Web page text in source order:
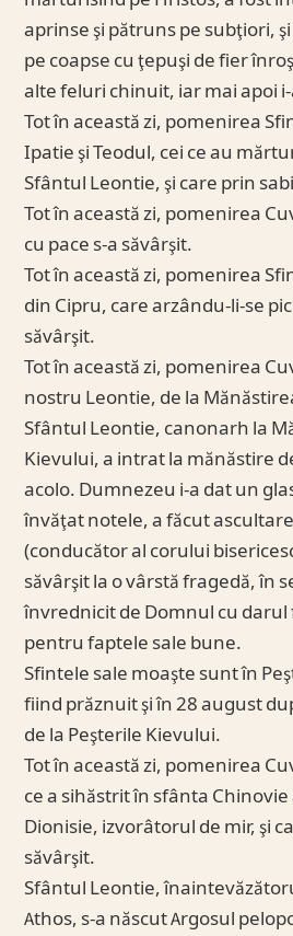
aprinse şi pătruns pe subţiori,
pe coapse cu ţepuşi de fier
alte feluri chinuit, iar mai apoi
Tot în această zi, pomenirea
Ipatie şi Teodul, cei ce au
Sfântul Leontie, şi care prin
Tot în această zi, pomenirea
cu pace s-a săvârşit.
Tot în această zi, pomenirea
din Cipru, care arzându-li-se
săvârşit.
Tot în această zi, pomenirea
nostru Leontie, de la
Sfântul Leontie, canonarh la
Kievului, a intrat la mănăstire
acolo. Dumnezeu i-a dat un
învăţat notele, a făcut
(conducător al corului
săvârşit la o vârstă fragedă, în
învrednicit de Domnul cu
pentru faptele sale bune.
Sfintele sale moaşte sunt în
fiind prăznuit şi în 28 august
de la Peşterile Kievului.
Tot în această zi, pomenirea
ce a sihăstrit în sfânta
Dionisie, izvorâtorul de mir, şi
săvârşit.
Sfântul Leontie,
Athos, s-a născut Argosul